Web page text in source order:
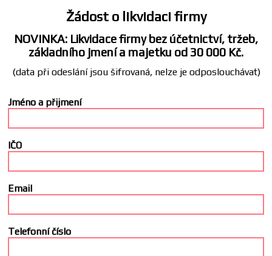
Žádost o likvidaci firmy
NOVINKA: Likvidace firmy bez účetnictví, tržeb,
základního jmení a majetku od 30 000 Kč.
(data při odeslání jsou šifrovaná, nelze je odposlouchávat)
Jméno a přijmení
IČO
Email
Telefonní číslo